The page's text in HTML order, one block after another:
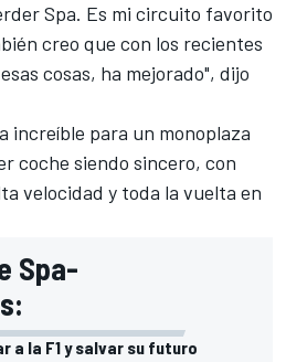
Spa. Es mi circuito favorito
creo que con los recientes
cosas, ha mejorado", dijo
increíble para un monoplaza
coche siendo sincero, con
velocidad y toda la vuelta en
Spa-
a la F1 y salvar su futuro